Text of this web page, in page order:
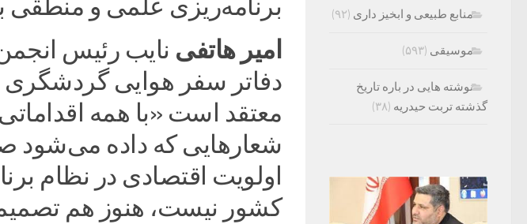
برنامه‌ریزی علمی و
امیر هاتفی نایب رئیس
دفاتر سفر هوایی گردشگری
معتقد است «با همه
شعارهایی که داده می‌شود
اولویت اقتصادی در نظام
کشور نیست، هنوز هم
منابع طبیعی و ابخیز داری (۹۲)
موسیقی (۵۹۳)
نوشته هایی در باره تاریخ
گذشته تربت حیدریه (۳۸)